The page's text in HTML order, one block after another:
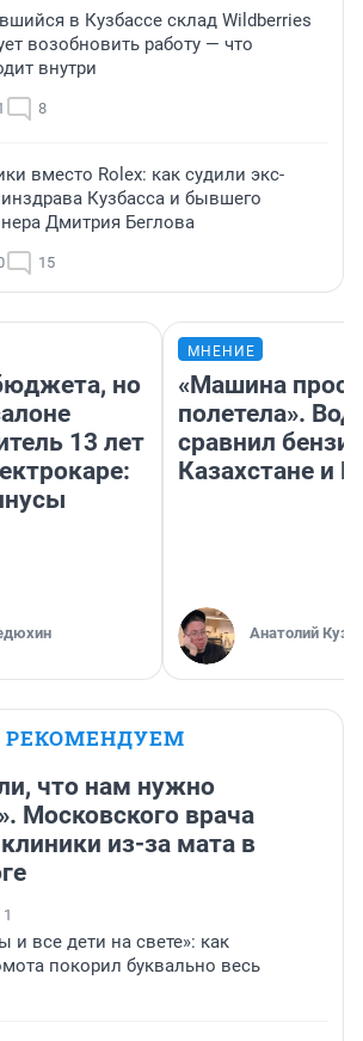
в Кузбассе склад Wildberries
возобновить работу — что
внутри
8
вместо Rolex: как судили экс-
Кузбасса и бывшего
Дмитрия Беглова
15
но
13 лет
МНЕНИЕ
«Машина
полетела».
сравнил
Казахстане и
Анатолий
РЕКОМЕНДУЕМ
что нам нужно
Московского врача
из-за мата в
1
и все дети на свете»: как
покорил буквально весь